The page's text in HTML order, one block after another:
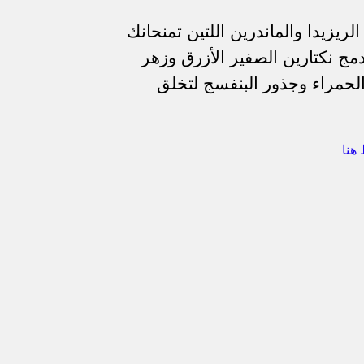
والماندرين اللتين تمنحانك
نكتارين الصفير الأزرق وزهر
وجذور البنفسج لتخلق